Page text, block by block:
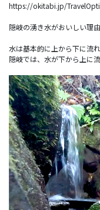
https://okitabi.jp/
隠岐の湧き水がおいしい理
水は基本的に上から下に流れ
隠岐では、水が下から上に流